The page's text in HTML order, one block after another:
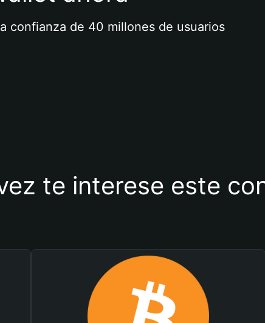
confianza de 40 millones de usuarios
te interese este